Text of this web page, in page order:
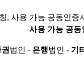
, 사용 가능 공동인증
사용 가능 공동
법인 - 은행법인 - 기